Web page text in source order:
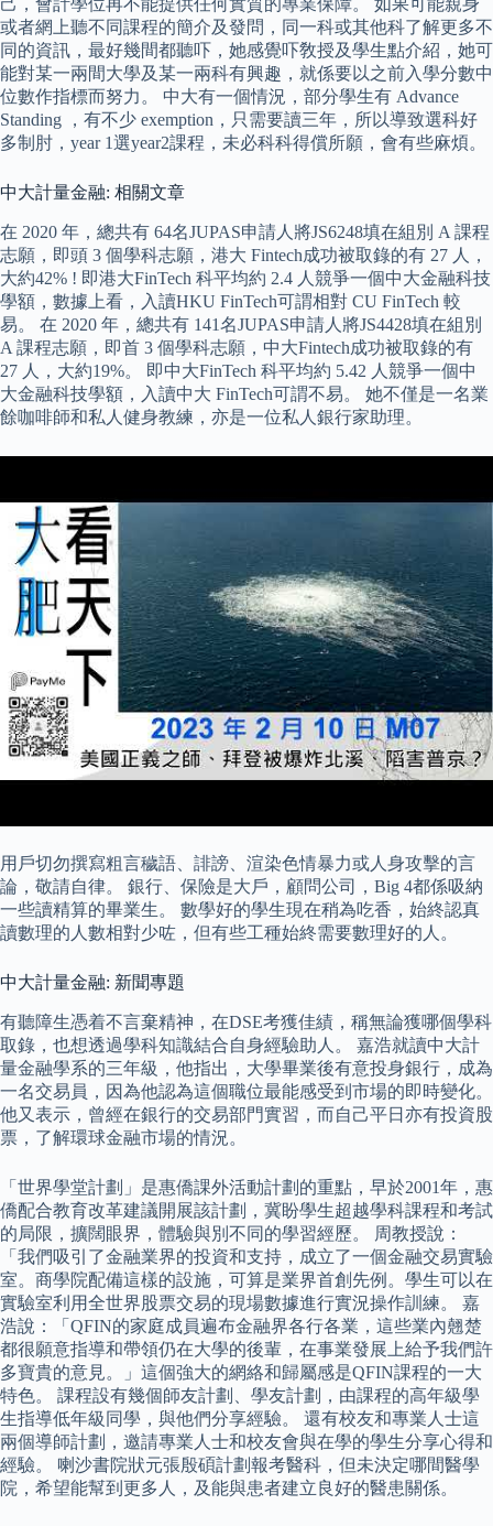
己，會計學位再不能提供任何實質的專業保障。 如果可能親身
或者網上聽不同課程的簡介及發問，同一科或其他科了解更多不
同的資訊，最好幾間都聽吓，她感覺吓敎授及學生點介紹，她可
能對某一兩間大學及某一兩科有興趣，就係要以之前入學分數中
位數作指標而努力。 中大有一個情況，部分學生有 Advance
Standing ，有不少 exemption，只需要讀三年，所以導致選科好
多制肘，year 1選year2課程，未必科科得償所願，會有些麻煩。
中大計量金融: 相關文章
在 2020 年，總共有 64名JUPAS申請人將JS6248填在組別 A 課程
志願，即頭 3 個學科志願，港大 Fintech成功被取錄的有 27 人，
大約42% ! 即港大FinTech 科平均約 2.4 人競爭一個中大金融科技
學額，數據上看，入讀HKU FinTech可謂相對 CU FinTech 較
易。 在 2020 年，總共有 141名JUPAS申請人將JS4428填在組別
A 課程志願，即首 3 個學科志願，中大Fintech成功被取錄的有
27 人，大約19%。 即中大FinTech 科平均約 5.42 人競爭一個中
大金融科技學額，入讀中大 FinTech可謂不易。 她不僅是一名業
餘咖啡師和私人健身教練，亦是一位私人銀行家助理。
用戶切勿撰寫粗言穢語、誹謗、渲染色情暴力或人身攻擊的言
論，敬請自律。 銀行、保險是大戶，顧問公司，Big 4都係吸納
一些讀精算的畢業生。 數學好的學生現在稍為吃香，始終認真
讀數理的人數相對少咗，但有些工種始終需要數理好的人。
中大計量金融: 新聞專題
有聽障生憑着不言棄精神，在DSE考獲佳績，稱無論獲哪個學科
取錄，也想透過學科知識結合自身經驗助人。 嘉浩就讀中大計
量金融學系的三年級，他指出，大學畢業後有意投身銀行，成為
一名交易員，因為他認為這個職位最能感受到市場的即時變化。
他又表示，曾經在銀行的交易部門實習，而自己平日亦有投資股
票，了解環球金融市場的情況。
「世界學堂計劃」是惠僑課外活動計劃的重點，早於2001年，惠
僑配合教育改革建議開展該計劃，冀盼學生超越學科課程和考試
的局限，擴闊眼界，體驗與別不同的學習經歷。 周教授說：
「我們吸引了金融業界的投資和支持，成立了一個金融交易實驗
室。商學院配備這樣的設施，可算是業界首創先例。學生可以在
實驗室利用全世界股票交易的現場數據進行實況操作訓練。 嘉
浩說：「QFIN的家庭成員遍布金融界各行各業，這些業內翹楚
都很願意指導和帶領仍在大學的後輩，在事業發展上給予我們許
多寶貴的意見。」這個強大的網絡和歸屬感是QFIN課程的一大
特色。 課程設有幾個師友計劃、學友計劃，由課程的高年級學
生指導低年級同學，與他們分享經驗。 還有校友和專業人士這
兩個導師計劃，邀請專業人士和校友會與在學的學生分享心得和
經驗。 喇沙書院狀元張殷碩計劃報考醫科，但未決定哪間醫學
院，希望能幫到更多人，及能與患者建立良好的醫患關係。